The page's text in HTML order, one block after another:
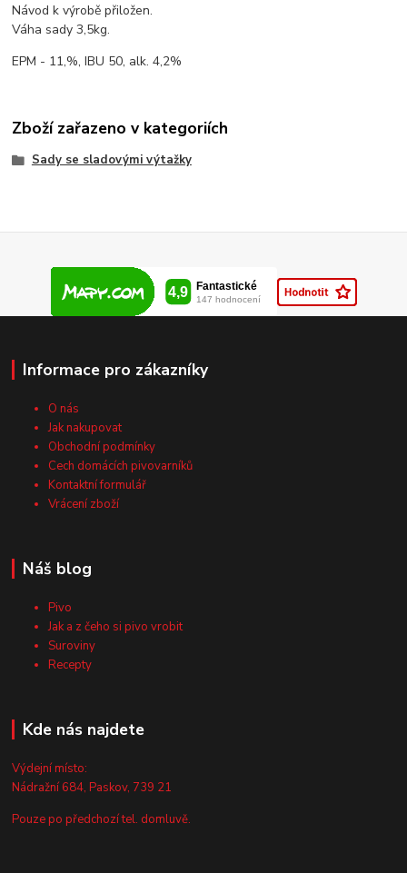
Návod k výrobě přiložen.
Váha sady 3,5kg.
EPM - 11,%, IBU 50, alk. 4,2%
Zboží zařazeno v kategoriích
Sady se sladovými výtažky
Informace pro zákazníky
O nás
Jak nakupovat
Obchodní podmínky
Cech domácích pivovarníků
Kontaktní formulář
Vrácení zboží
Náš blog
Pivo
Jak a z čeho si pivo vrobit
Suroviny
Recepty
Kde nás najdete
Výdejní místo:
Nádražní 684, Paskov, 739 21
Pouze po předchozí tel. domluvě.